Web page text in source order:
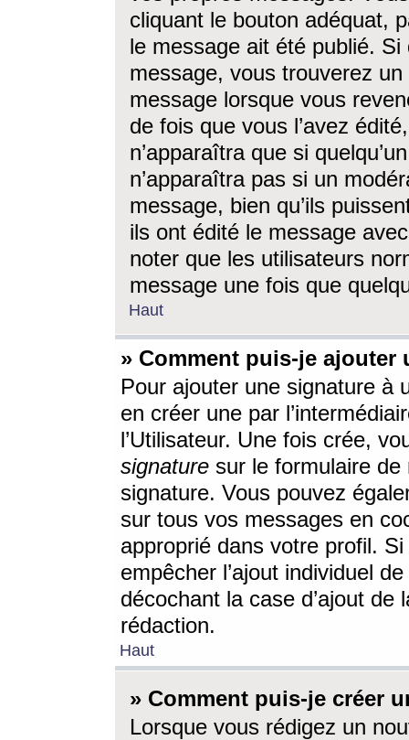
cliquant le bouton adéquat,
le message ait été publié. Si
message, vous trouverez
message lorsque vous
de fois que vous l’avez
n’apparaîtra que si
n’apparaîtra pas si un
message, bien qu’ils
ils ont édité le message
noter que les utilisateurs
message une fois que
Haut
» Comment puis-je ajouter
Pour ajouter une signature à
en créer une par
l’Utilisateur. Une fois crée,
signature sur le formulaire de
signature. Vous pouvez
sur tous vos messages en
approprié dans votre profil.
empêcher l’ajout individuel
décochant la case d’ajout
rédaction.
Haut
» Comment puis-je créer
Lorsque vous rédigez un